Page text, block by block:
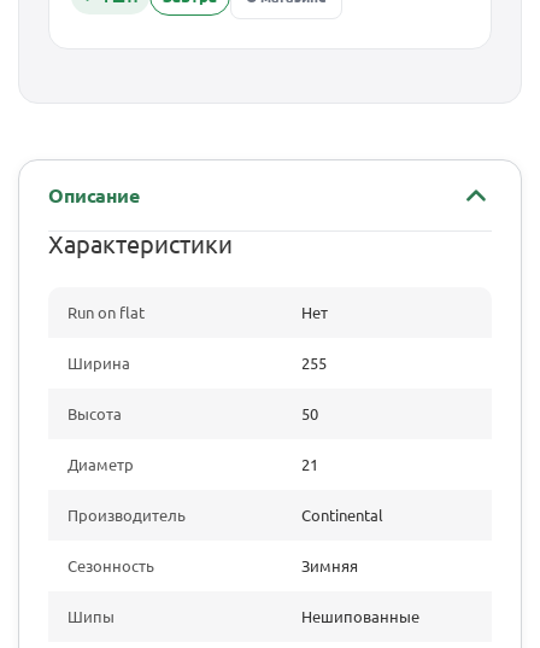
Описание
Характеристики
Run on flat Нет
Ширина 255
Высота 50
Диаметр 21
Производитель Continental
Сезонность Зимняя
Шипы Нешипованные